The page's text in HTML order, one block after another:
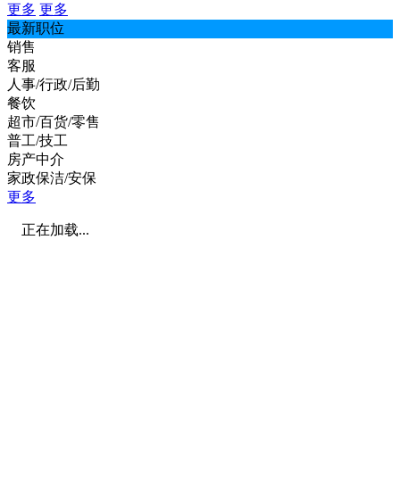
更多 更多
最新职位
销售
客服
人事/行政/后勤
餐饮
超市/百货/零售
普工/技工
房产中介
家政保洁/安保
更多
正在加载...